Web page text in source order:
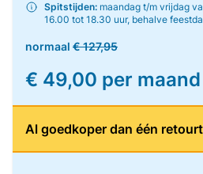
Spitstijden: maandag t/m vrijdag
16.00 tot 18.30 uur, behalve
normaal € 127,95
€ 49,00 per maand
Al goedkoper dan één